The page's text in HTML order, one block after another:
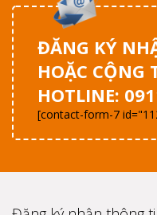
ĐĂNG KÝ
HOẶC CỘNG
HOTLINE:
[contact-form-7